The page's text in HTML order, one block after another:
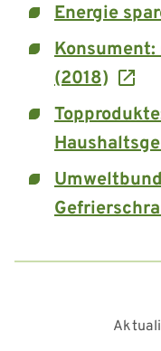
Energie
(2018)